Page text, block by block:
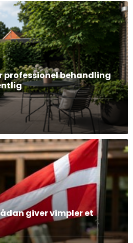
professionel behandling
giver vimpler et